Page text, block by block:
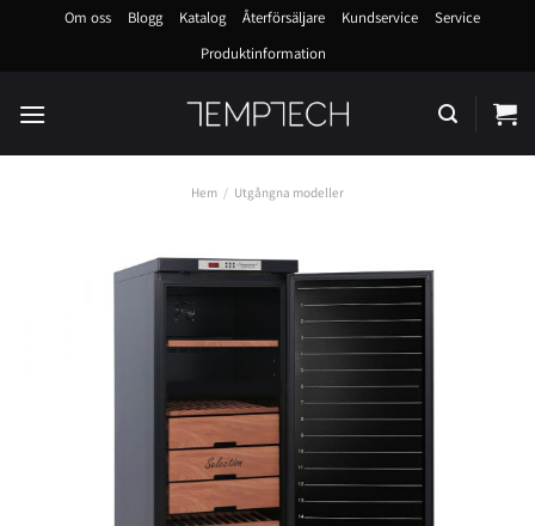
Om oss Blogg Katalog Återförsäljare Kundservice
Service
Produktinformation
Hem / Utgångna modeller